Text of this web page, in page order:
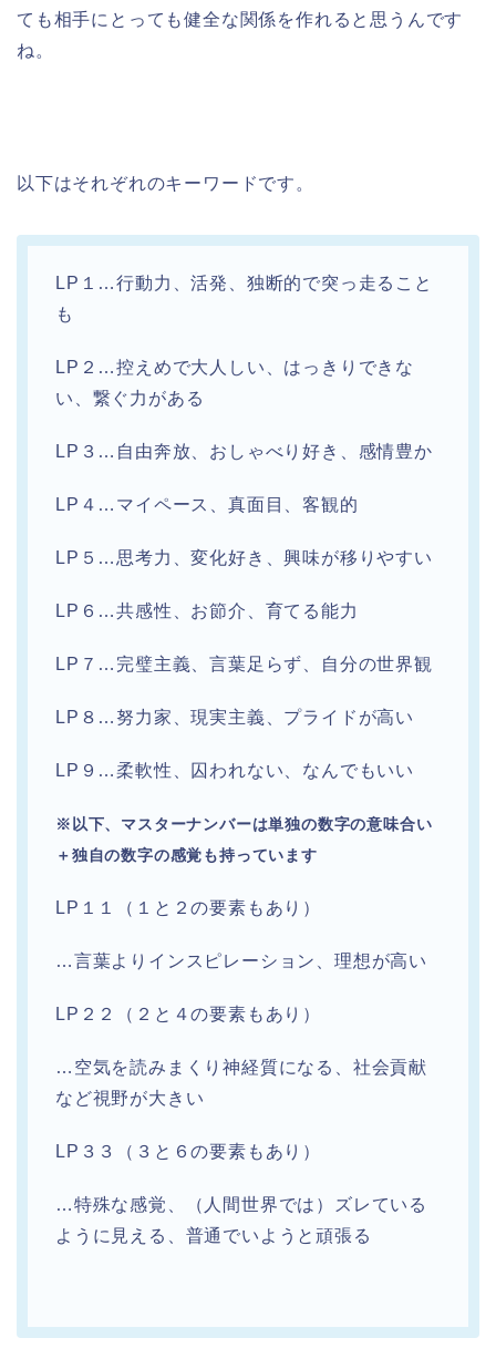
ても相手にとっても健全な関係を作れると思うんです
ね。
以下はそれぞれのキーワードです。
LP１…行動力、活発、独断的で突っ走ること
も
LP２…控えめで大人しい、はっきりできな
い、繋ぐ力がある
LP３…自由奔放、おしゃべり好き、感情豊か
LP４…マイペース、真面目、客観的
LP５…思考力、変化好き、興味が移りやすい
LP６…共感性、お節介、育てる能力
LP７…完璧主義、言葉足らず、自分の世界観
LP８…努力家、現実主義、プライドが高い
LP９…柔軟性、囚われない、なんでもいい
※以下、マスターナンバーは単独の数字の意味合い
＋独自の数字の感覚も持っています
LP１１（１と２の要素もあり）
…言葉よりインスピレーション、理想が高い
LP２２（２と４の要素もあり）
…空気を読みまくり神経質になる、社会貢献
など視野が大きい
LP３３（３と６の要素もあり）
…特殊な感覚、（人間世界では）ズレている
ように見える、普通でいようと頑張る